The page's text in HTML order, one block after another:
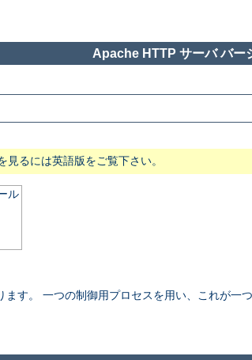
Apache HTTP サーバ バー
るには英語版をご覧下さい。
ル
す。 一つの制御用プロセスを用い、これが一